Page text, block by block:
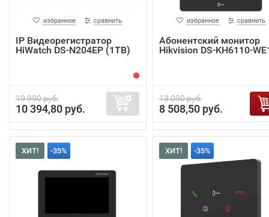
избранное сравнить
IP Видеорегистратор
HiWatch DS-N204EP (1TB)
19 990 руб.
10 394,80 руб.
избранное сравнить
Абонентский монитор
Hikvision DS-KH6110-
13 090 руб.
8 508,50 руб.
ХИТ! -35% ХИТ! -35%